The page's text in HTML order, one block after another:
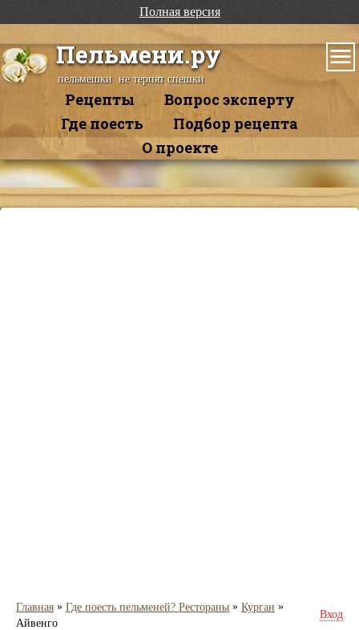
Полная версия
Пельмени.ру
пельмешки не терпят спешки
Рецепты
Вопрос эксперту
Где поесть
Подбор рецепта
О проекте
Главная » Где поесть пельменей? Рестораны » Курган »
Айвенго
Вход